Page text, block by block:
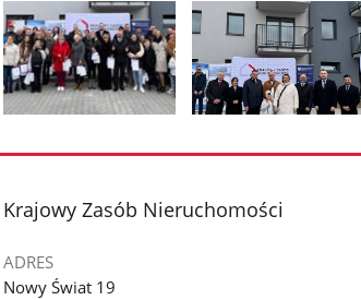
zdjęcie
galerii.
zdjęcie
galerii.
stopka
Krajowy Zasób Nieruchomości
ADRES
Nowy Świat 19